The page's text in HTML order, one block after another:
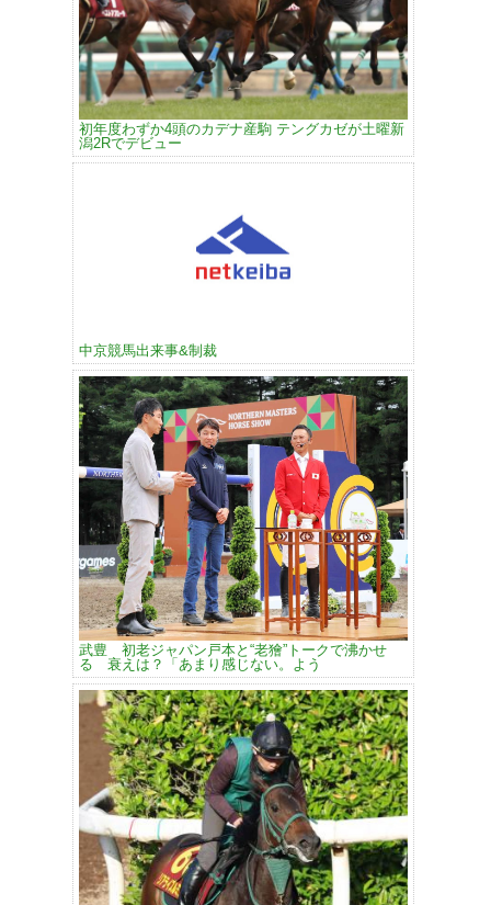
初年度わずか4頭のカデナ産駒 テングカゼが土曜新
潟2Rでデビュー
中京競馬出来事&制裁
武豊 初老ジャパン戸本と“老獪”トークで沸かせ
る 衰えは？「あまり感じない。よう